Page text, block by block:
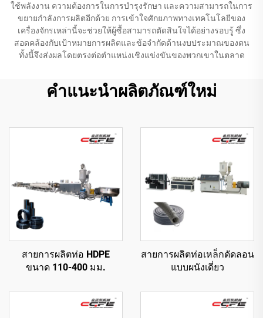
ใช้พลังงาน ความต้องการในการบำรุงรักษา และความสามารถในการ
ขยายกำลังการผลิตอีกด้วย การเข้าใจศักยภาพทางเทคโนโลยีของ
เครื่องจักรเหล่านี้จะช่วยให้ผู้ซื้อสามารถตัดสินใจได้อย่างรอบรู้ ซึ่ง
สอดคล้องกับเป้าหมายการผลิตและข้อจำกัดด้านงบประมาณของตน
ทั้งนี้จึงส่งผลโดยตรงต่อตำแหน่งเชิงแข่งขันของพวกเขาในตลาด
คำแนะนำผลิตภัณฑ์ใหม่
สายการผลิตท่อ HDPE
ขนาด 110-400 มม.
สายการผลิตท่อเหล็กดัดลอน
แบบผนังเดี่ยว